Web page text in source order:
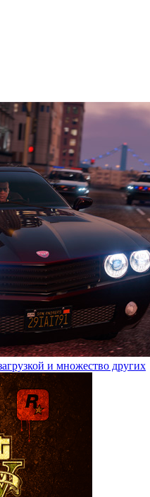
и множество других